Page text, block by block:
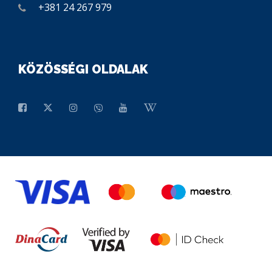
+381 24 267 979
KÖZÖSSÉGI OLDALAK